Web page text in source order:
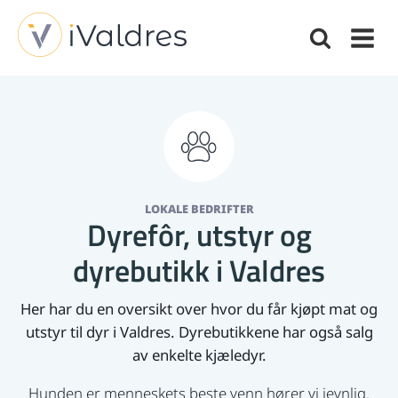
LOKALE BEDRIFTER
Dyrefôr, utstyr og
dyrebutikk i Valdres
Her har du en oversikt over hvor du får kjøpt mat og
utstyr til dyr i Valdres. Dyrebutikkene har også salg
av enkelte kjæledyr.
Hunden er menneskets beste venn hører vi jevnlig.